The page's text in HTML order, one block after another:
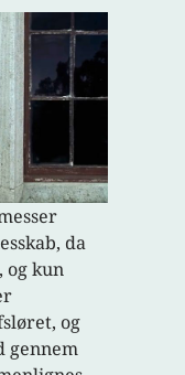
da
og kun
og
gennem